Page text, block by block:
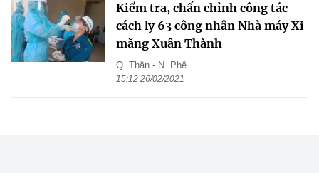
Kiểm tra, chấn chỉnh công tác
cách ly 63 công nhân Nhà máy Xi
măng Xuân Thành
Q. Thân - N. Phê
15:12 26/02/2021